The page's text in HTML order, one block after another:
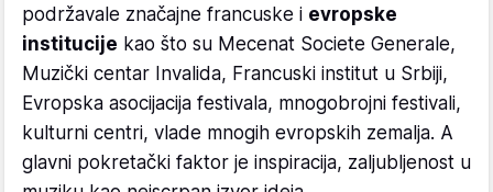
podržavale značajne francuske i evropske
institucije kao što su Mecenat Societe Generale,
Muzički centar Invalida, Francuski institut u Srbiji,
Evropska asocijacija festivala, mnogobrojni festivali,
kulturni centri, vlade mnogih evropskih zemalja. A
glavni pokretački faktor je inspiracija, zaljubljenost u